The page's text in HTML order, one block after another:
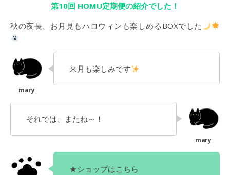
第10回 HOMU定期便の紹介でした！
秋の夜長、お月見もハロウィンも楽しめるBOXでした
来月も楽しみです
それでは、またね～！
★ショップはこちら